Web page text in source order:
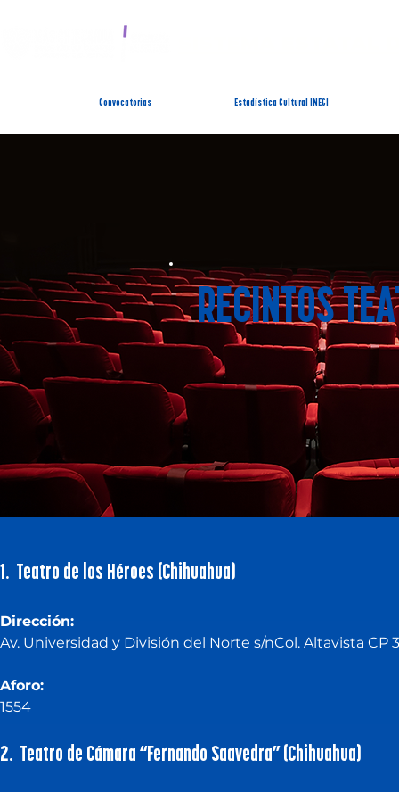
Convocatorias Estadística Cultural INEGI
RECINTOS
1. Teatro de los Héroes (Chihuahua)
Dirección:
Av. Universidad y División del Norte s/nCol. Altavista CP
Aforo:
1554
2. Teatro de Cámara “Fernando Saavedra” (Chihuahua)